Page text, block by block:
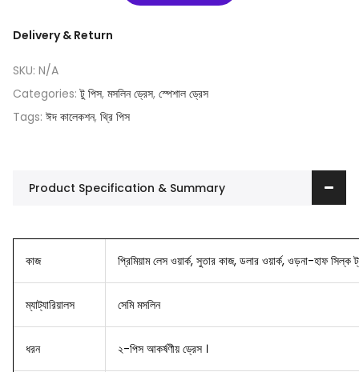
Delivery & Return
SKU: N/A
Categories:টু পিস, মসলিন ড্রেস, স্পেশাল ড্রেস
Tags: ঈদ কালেকশন, থ্রি পিস
Product Specification & Summary
কাজ প্রিমিয়াম লেস ওয়ার্ক, সুতার কাজ, ডলার ওয়ার্ক, ওড়না-হাফ সিল্ক
ম্যাট্যারিয়ালস সেমি মসলিন
ধরন ২-পিস আকর্ষণীয় ড্রেস ।